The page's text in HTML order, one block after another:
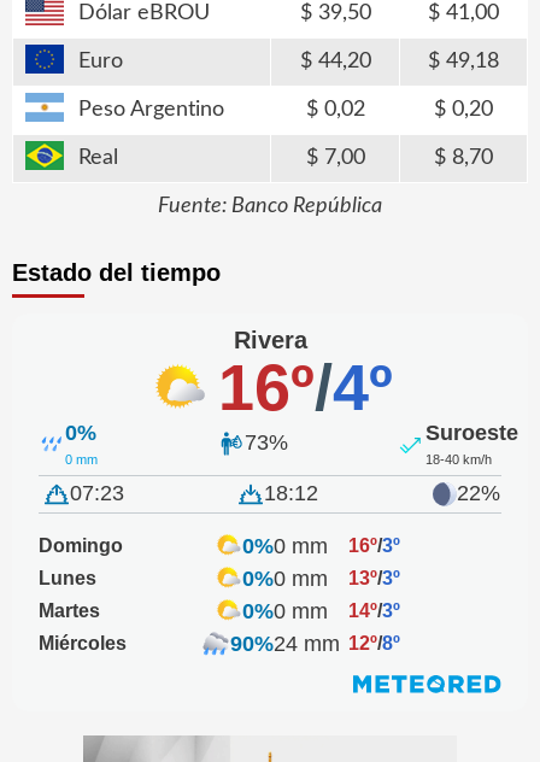
Dólar eBROU 39,50 41,00
Euro 44,20 49,18
Peso Argentino 0,02 0,20
Real 7,00 8,70
Fuente: Banco República
Estado del tiempo
Rivera
16º/4º
0%
0 mm
73% Suroeste
18-40 km/h
07:23 18:12 22%
Domingo 0%0 mm 16º/3º
Lunes
0%0 mm 13º/3º
Martes
0%0 mm 14º/3º
Miércoles
90%24 mm 12º/8º